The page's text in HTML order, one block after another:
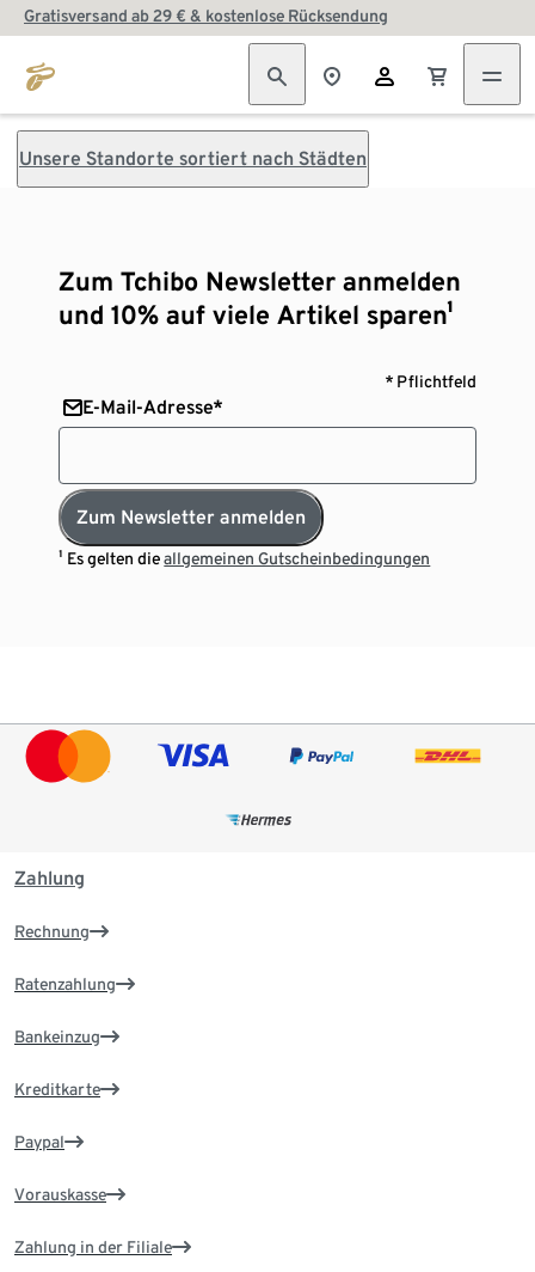
Gratisversand ab 29 € & kostenlose Rücksendung
Unsere Standorte sortiert nach Städten
Zum Tchibo Newsletter anmelden
und 10% auf viele Artikel sparen¹
* Pflichtfeld
E-Mail-Adresse*
Zum Newsletter anmelden
¹ Es gelten dieallgemeinen Gutscheinbedingungen
Zahlung
Rechnung
Ratenzahlung
Bankeinzug
Kreditkarte
Paypal
Vorauskasse
Zahlung in der Filiale